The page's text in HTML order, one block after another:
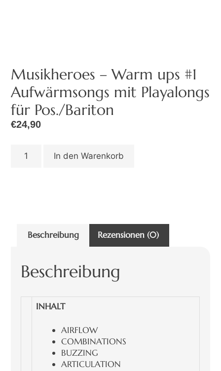
Musikheroes – Warm ups #1
Aufwärmsongs mit Playalongs
für Pos./Bariton
€24,90
In den Warenkorb
Beschreibung Rezensionen (0)
Beschreibung
INHALT
AIRFLOW
COMBINATIONS
BUZZING
ARTICULATION